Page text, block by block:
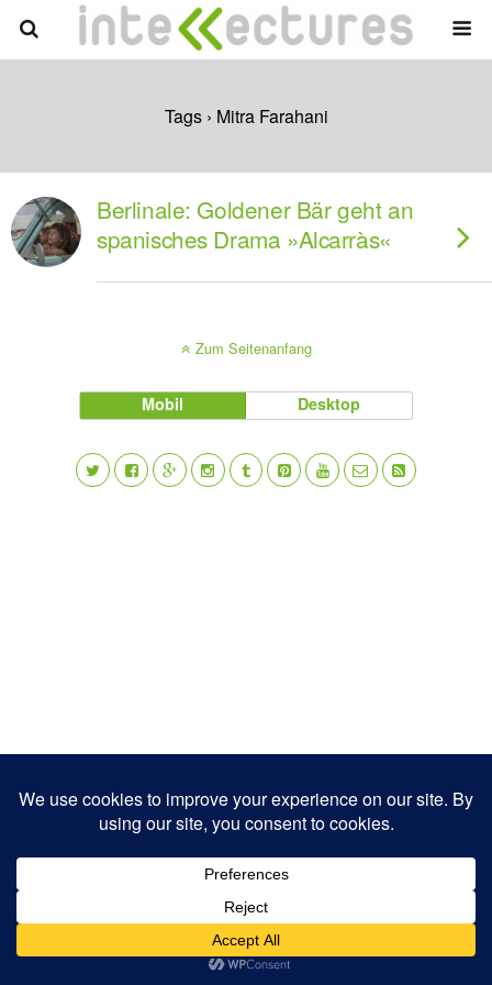
Tags › Mitra Farahani
Berlinale: Goldener Bär geht an
spanisches Drama »Alcarràs«
Zum Seitenanfang
Mobil Desktop